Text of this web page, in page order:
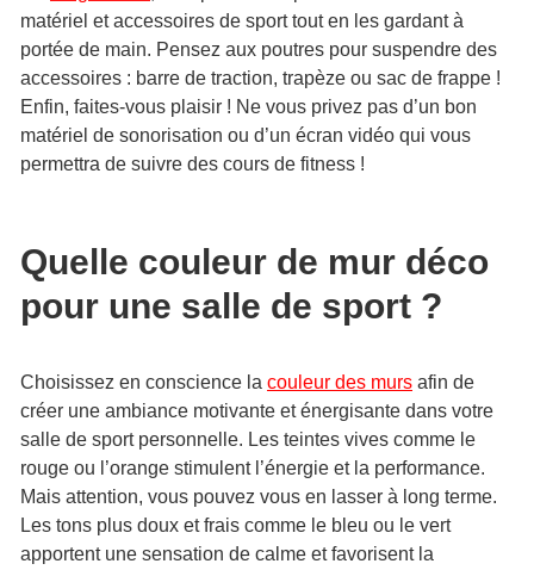
matériel et accessoires de sport tout en les gardant à
portée de main. Pensez aux poutres pour suspendre des
accessoires : barre de traction, trapèze ou sac de frappe !
Enfin, faites-vous plaisir ! Ne vous privez pas d’un bon
matériel de sonorisation ou d’un écran vidéo qui vous
permettra de suivre des cours de fitness !
Quelle couleur de mur déco
pour une salle de sport ?
Choisissez en conscience la couleur des murs afin de
créer une ambiance motivante et énergisante dans votre
salle de sport personnelle. Les teintes vives comme le
rouge ou l’orange stimulent l’énergie et la performance.
Mais attention, vous pouvez vous en lasser à long terme.
Les tons plus doux et frais comme le bleu ou le vert
apportent une sensation de calme et favorisent la